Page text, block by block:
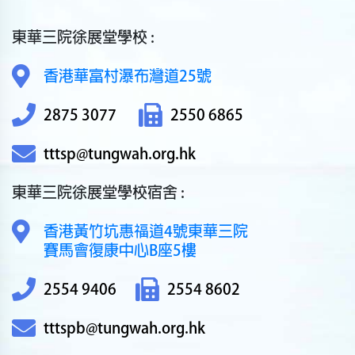
東華三院徐展堂學校 :
香港華富村瀑布灣道25號
2875 3077 2550 6865
tttsp@tungwah.org.hk
東華三院徐展堂學校宿舍 :
香港黃竹坑惠福道4號東華三院
賽馬會復康中心B座5樓
2554 9406 2554 8602
tttspb@tungwah.org.hk